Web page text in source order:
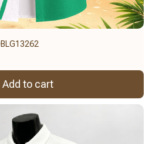
Add to cart